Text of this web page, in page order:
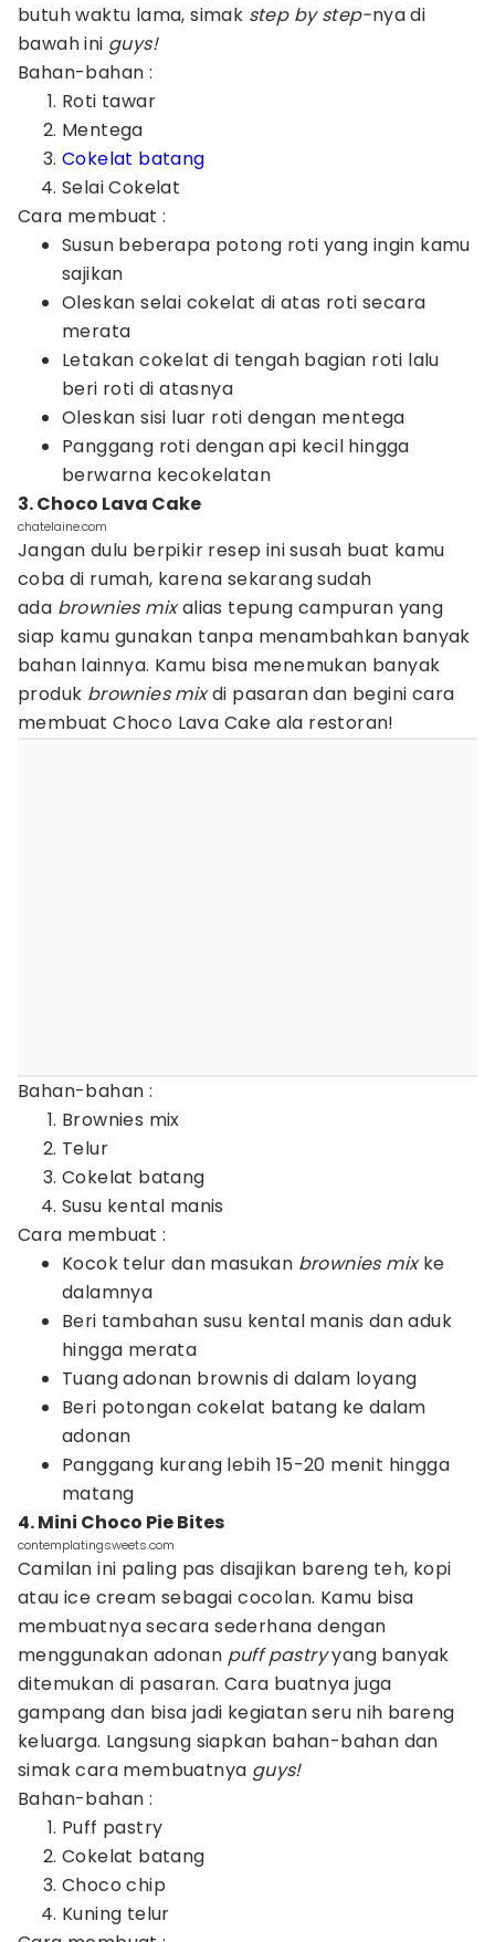
butuh waktu lama, simak step by step-nya di
bawah ini guys!
Bahan-bahan :
Roti tawar
Mentega
Cokelat batang
Selai Cokelat
Cara membuat :
Susun beberapa potong roti yang ingin kamu
sajikan
Oleskan selai cokelat di atas roti secara
merata
Letakan cokelat di tengah bagian roti lalu
beri roti di atasnya
Oleskan sisi luar roti dengan mentega
Panggang roti dengan api kecil hingga
berwarna kecokelatan
3. Choco Lava Cake
chatelaine.com
Jangan dulu berpikir resep ini susah buat kamu
coba di rumah, karena sekarang sudah
ada brownies mixalias tepung campuran yang
siap kamu gunakan tanpa menambahkan banyak
bahan lainnya. Kamu bisa menemukan banyak
produk brownies mixdi pasaran dan begini cara
membuat Choco Lava Cake ala restoran!
Bahan-bahan :
Brownies mix
Telur
Cokelat batang
Susu kental manis
Cara membuat :
Kocok telur dan masukan brownies mixke
dalamnya
Beri tambahan susu kental manis dan aduk
hingga merata
Tuang adonan brownis di dalam loyang
Beri potongan cokelat batang ke dalam
adonan
Panggang kurang lebih 15-20 menit hingga
matang
4. Mini Choco Pie Bites
contemplatingsweets.com
Camilan ini paling pas disajikan bareng teh, kopi
atau ice cream sebagai cocolan. Kamu bisa
membuatnya secara sederhana dengan
menggunakan adonan puff pastryyang banyak
ditemukan di pasaran. Cara buatnya juga
gampang dan bisa jadi kegiatan seru nih bareng
keluarga. Langsung siapkan bahan-bahan dan
simak cara membuatnya guys!
Bahan-bahan :
Puff pastry
Cokelat batang
Choco chip
Kuning telur